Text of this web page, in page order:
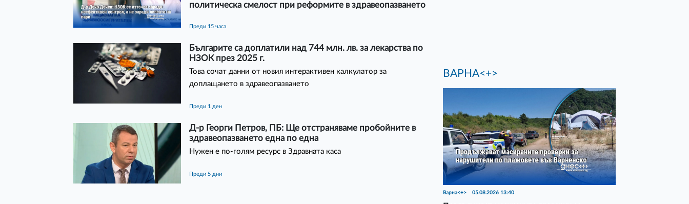
политическа смелост при реформите в здравеопазването
преди 15 часа
Българите са доплатили над 744 млн. лв. за лекарства по
НЗОК през 2025 г.
Това сочат данни от новия интерактивен калкулатор за
доплащането в здравеопазването
преди 1 ден
Д-р Георги Петров, ПБ: Ще отстраняваме пробойните в
здравеопазването една по една
Нужен е по-голям ресурс в Здравната каса
преди 5 дни
ВАРНА<+>
Варна<+> 05.08.2026 13:40